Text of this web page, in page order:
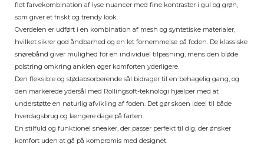
flot farvekombination af lyse nuancer med fine kontraster i gul og grøn,
som giver et friskt og trendy look.
Overdelen er udført i en kombination af mesh og syntetiske materialer,
hvilket sikrer god åndbarhed og en let fornemmelse på foden. De klassiske
snørebånd giver mulighed for en individuel tilpasning, mens den bløde
polstring omkring anklen øger komforten yderligere.
Den fleksible og stødabsorberende sål bidrager til en behagelig gang, og
den markerede ydersål med Rollingsoft-teknologi hjælper med at
understøtte en naturlig afvikling af foden. Det gør skoen ideel til både
hverdagsbrug og længere dage på farten.
En stilfuld og funktionel sneaker, der passer perfekt til dig, der ønsker
komfort uden at gå på kompromis med designet.